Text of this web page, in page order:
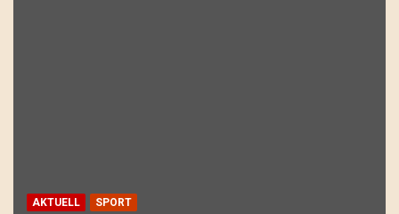
AKTUELL SPORT